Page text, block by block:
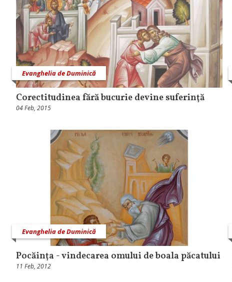
Evanghelia de Duminică
Corectitudinea fără bucurie devine suferinţă
04 Feb, 2015
Evanghelia de Duminică
Pocăinţa - vindecarea omului de boala păcatului
11 Feb, 2012